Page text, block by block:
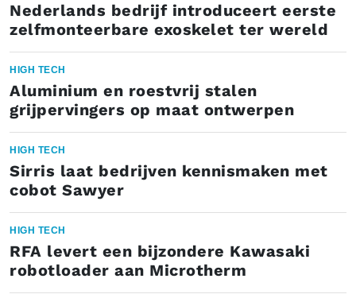
Nederlands bedrijf introduceert eerste
zelfmonteerbare exoskelet ter wereld
HIGH TECH
Aluminium en roestvrij stalen
grijpervingers op maat ontwerpen
HIGH TECH
Sirris laat bedrijven kennismaken met
cobot Sawyer
HIGH TECH
RFA levert een bijzondere Kawasaki
robotloader aan Microtherm